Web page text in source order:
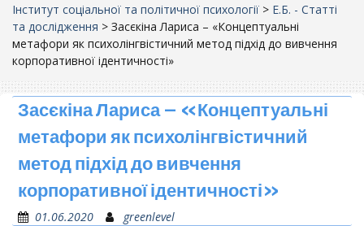
Інститут соціальної та політичної психології > Е.Б. - Статті
та дослідження > Засєкіна Лариса – «Концептуальні
метафори як психолінгвістичний метод підхід до вивчення
корпоративної ідентичності»
Засєкіна Лариса – «Концептуальні
метафори як психолінгвістичний
метод підхід до вивчення
корпоративної ідентичності»
01.06.2020 greenlevel